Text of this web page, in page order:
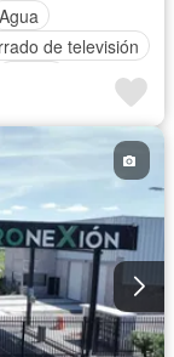
Agua
de televisión